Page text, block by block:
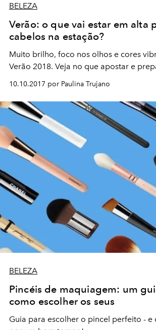
BELEZA
Verão: o que vai estar em alta
cabelos na estação?
Muito brilho, foco nos olhos e cores
Verão 2018. Veja no que apostar e
10.10.2017 por Paulina Trujano
BELEZA
Pincéis de maquiagem: um
como escolher os seus
Guia para escolher o pincel perfeito - e que vai durar